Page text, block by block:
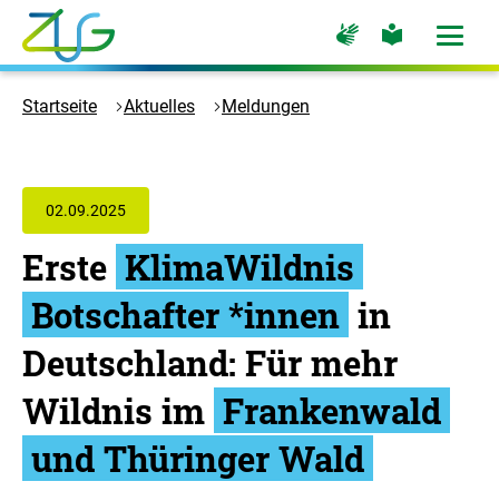
Zum
Hauptinhalt
springen
Logo
Zukunft
Zur
Startseite
Zur
Seite
Gebärdensprache
Zur
Seite
leichte
Menü
Startseite Aktuelles Meldungen
02.09.2025
Erste KlimaWildnis
Botschafter *innen in
Deutschland: Für mehr
Wildnis im Frankenwald
und Thüringer Wald